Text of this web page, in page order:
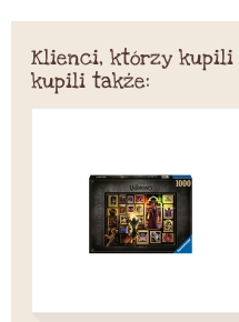
Klienci, którzy kupili
kupili także: